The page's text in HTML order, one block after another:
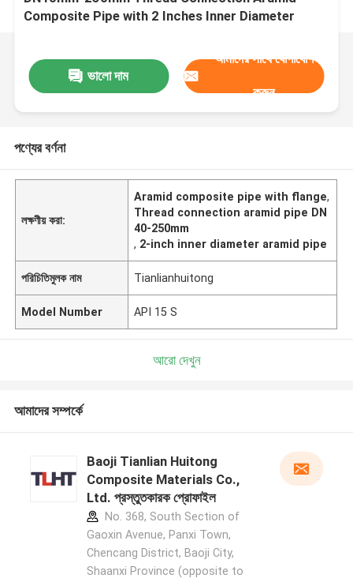
Composite Pipe with 2 Inches Inner Diameter
ভালো দাম
আমাদের সাথে যোগাযোগ
করুন
পণ্যের বর্ণনা
লক্ষণীয় করা:
Aramid composite pipe with flange,
Thread connection aramid pipe DN
40-250mm
, 2-inch inner diameter aramid pipe
পরিচিতিমুলক নাম Tianlianhuitong
Model Number API 15 S
আরো দেখুন
আমাদের সম্পর্কে
Baoji Tianlian Huitong
Composite Materials Co.,
Ltd. প্রস্তুতকারক প্রোফাইল
No. 368, South Section of
Gaoxin Avenue, Panxi Town,
Chencang District, Baoji City,
Shaanxi Province (opposite to